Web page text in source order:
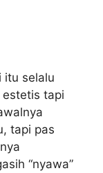
itu selalu
tapi
tapi pas
“nyawa”